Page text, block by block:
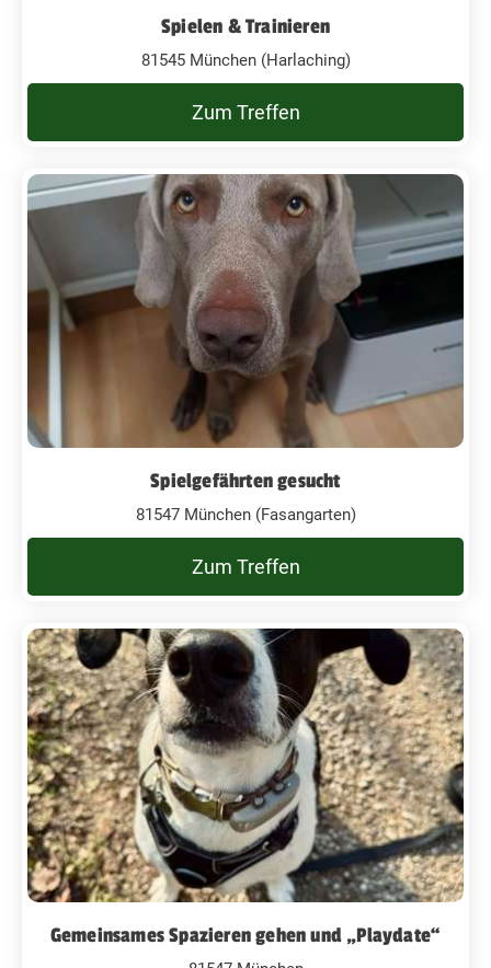
Spielen & Trainieren
81545 München (Harlaching)
Zum Treffen
Spielgefährten gesucht
81547 München (Fasangarten)
Zum Treffen
Gemeinsames Spazieren gehen und „Playdate“